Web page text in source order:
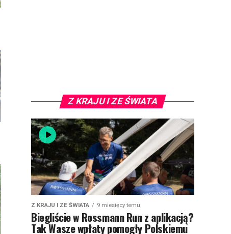
Z KRAJU I ZE ŚWIATA
Z KRAJU I ZE ŚWIATA 9 miesięcy temu
Biegliście w Rossmann Run z aplikacją?
Tak Wasze wpłaty pomogły Polskiemu